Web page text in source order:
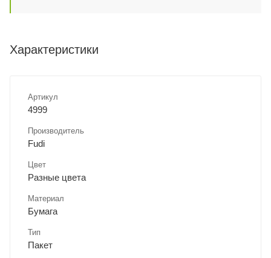
Характеристики
Артикул
4999
Производитель
Fudi
Цвет
Разные цвета
Материал
Бумага
Тип
Пакет